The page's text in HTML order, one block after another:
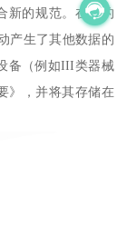
新的规范。在初的
产生了其他数据的
备（例如III类器械
》，并将其存储在